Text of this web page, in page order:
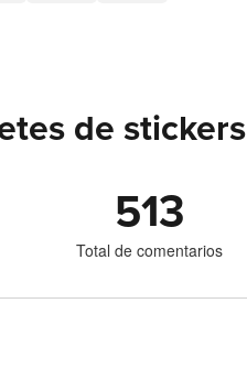
de stickers
513
Total de comentarios